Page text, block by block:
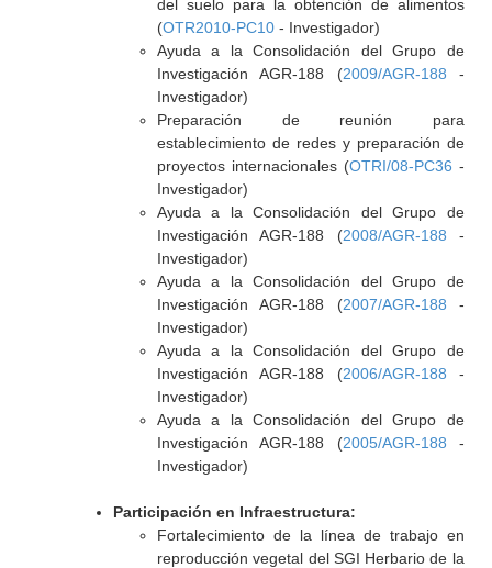
del suelo para la obtención de alimentos
(OTR2010-PC10- Investigador)
Ayuda a la Consolidación del Grupo de
Investigación AGR-188 (2009/AGR-188 -
Investigador)
Preparación de reunión para
establecimiento de redes y preparación de
proyectos internacionales (OTRI/08-PC36 -
Investigador)
Ayuda a la Consolidación del Grupo de
Investigación AGR-188 (2008/AGR-188 -
Investigador)
Ayuda a la Consolidación del Grupo de
Investigación AGR-188 (2007/AGR-188 -
Investigador)
Ayuda a la Consolidación del Grupo de
Investigación AGR-188 (2006/AGR-188 -
Investigador)
Ayuda a la Consolidación del Grupo de
Investigación AGR-188 (2005/AGR-188 -
Investigador)
Participación en Infraestructura:
Fortalecimiento de la línea de trabajo en
reproducción vegetal del SGI Herbario de la